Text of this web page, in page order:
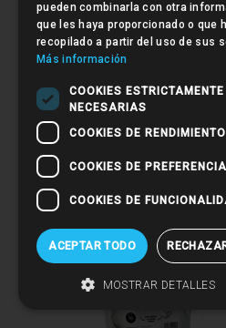
Beardburys
pueden combinarla con otra
que les haya proporcionado o que
recopilado a partir del uso de sus
Más información
COOKIES ESTRICTAMENTE
NECESARIAS
COOKIES DE RENDIMIENTO
COOKIES DE
COOKIES DE
ACEPTAR TODO
MOSTRAR DETALLES